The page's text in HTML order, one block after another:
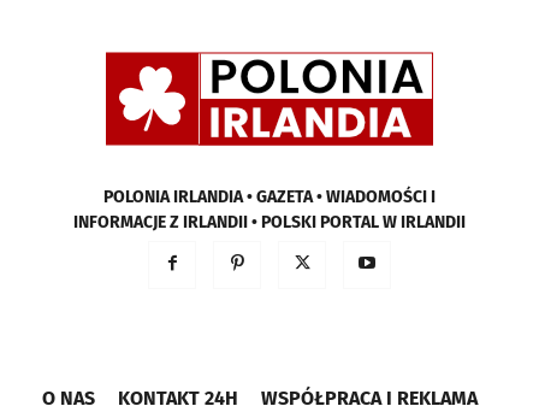
POLONIA IRLANDIA • GAZETA • WIADOMOŚCI I
INFORMACJE Z IRLANDII • POLSKI PORTAL W IRLANDII
O NAS KONTAKT 24H WSPÓŁPRACA I REKLAMA